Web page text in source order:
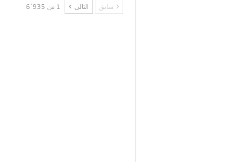
سابق التالى 1 من 6٬935